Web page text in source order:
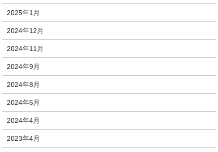
2025年1月
2024年12月
2024年11月
2024年9月
2024年8月
2024年6月
2024年4月
2023年4月